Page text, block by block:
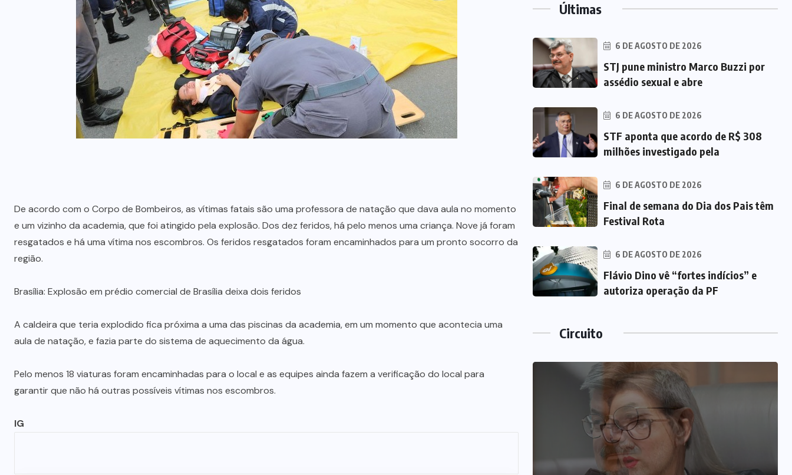
De acordo com o Corpo de Bombeiros, as vítimas fatais são uma professora de natação que dava aula no momento
e um vizinho da academia, que foi atingido pela explosão. Dos dez feridos, há pelo menos uma criança. Nove já foram
resgatados e há uma vítima nos escombros. Os feridos resgatados foram encaminhados para um pronto socorro da
região.
Brasília: Explosão em prédio comercial de Brasília deixa dois feridos
A caldeira que teria explodido fica próxima a uma das piscinas da academia, em um momento que acontecia uma
aula de natação, e fazia parte do sistema de aquecimento da água.
Pelo menos 18 viaturas foram encaminhadas para o local e as equipes ainda fazem a verificação do local para
garantir que não há outras possíveis vítimas nos escombros.
IG
Últimas
6 DE AGOSTO DE 2026
STJ pune ministro Marco Buzzi por
assédio sexual e abre
6 DE AGOSTO DE 2026
STF aponta que acordo de R$ 308
milhões investigado pela
6 DE AGOSTO DE 2026
Final de semana do Dia dos Pais têm
Festival Rota
6 DE AGOSTO DE 2026
Flávio Dino vê “fortes indícios” e
autoriza operação da PF
Circuito